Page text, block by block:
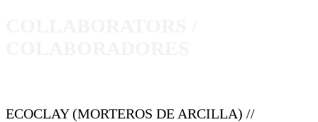
ECOCLAY (MORTEROS DE ARCILLA) //